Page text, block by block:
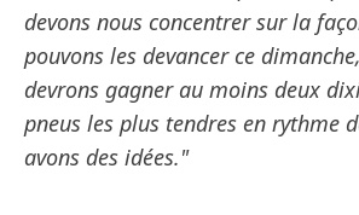
devons nous concentrer sur la
pouvons les devancer ce
devrons gagner au moins deux
pneus les plus tendres en rythme
avons des idées."